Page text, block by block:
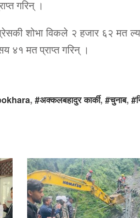
गरिन् ।
शोभा विकले २ हजार ६२ मत
४१ मत प्राप्त गरिन् ।
, #अक्कलबहादुर कार्की, #चुनाब,